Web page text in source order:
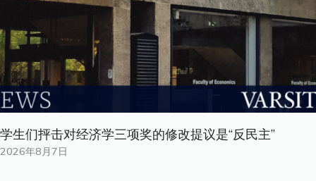
学生们抨击对经济学三项奖的修改提议是“反民主”
2026年8月7日